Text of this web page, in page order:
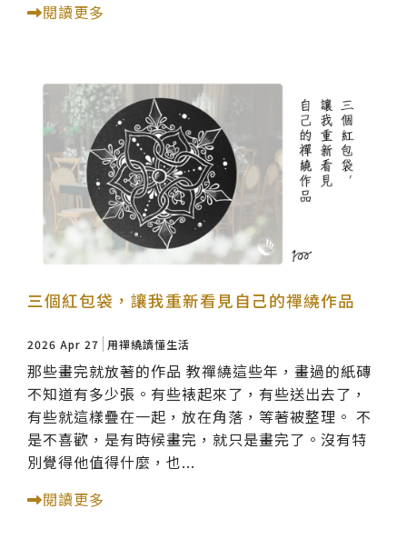
閱讀更多
三個紅包袋，讓我重新看見自己的禪繞作品
2026 Apr 27 用禪繞讀懂生活
那些畫完就放著的作品 教禪繞這些年，畫過的紙磚
不知道有多少張。有些裱起來了，有些送出去了，
有些就這樣疊在一起，放在角落，等著被整理。 不
是不喜歡，是有時候畫完，就只是畫完了。沒有特
別覺得他值得什麼，也...
閱讀更多